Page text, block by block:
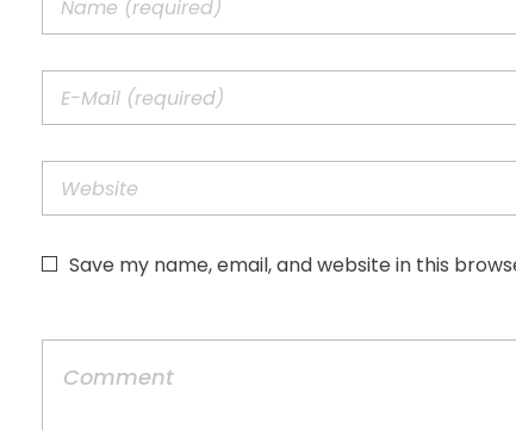
Save my name, email, and website in this